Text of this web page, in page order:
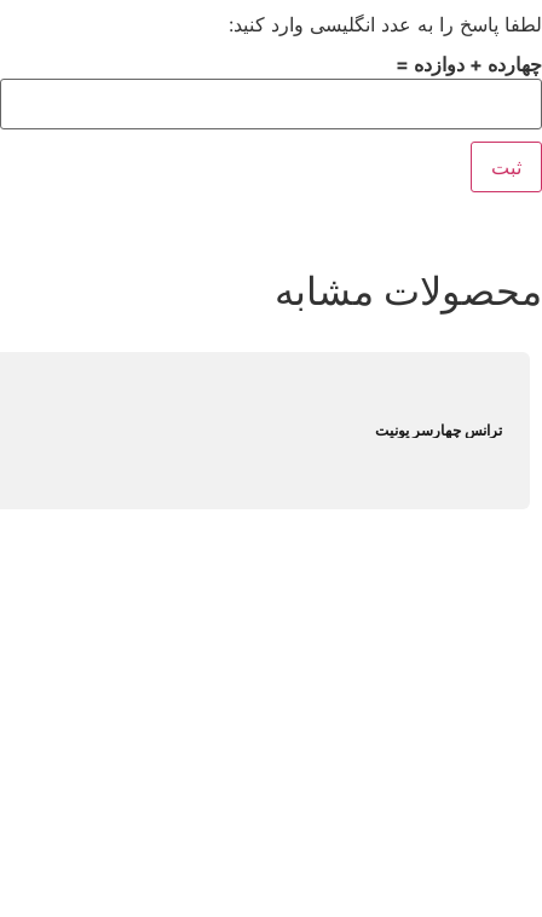
لطفا پاسخ را به عدد انگلیسی وارد کنید:
چهارده + دوازده =
محصولات مشابه
ترانس چهارسر یونیت